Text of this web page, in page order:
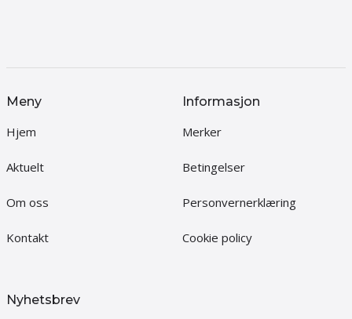
Meny
Hjem
Aktuelt
Om oss
Kontakt
Informasjon
Merker
Betingelser
Personvernerklæring
Cookie policy
Nyhetsbrev